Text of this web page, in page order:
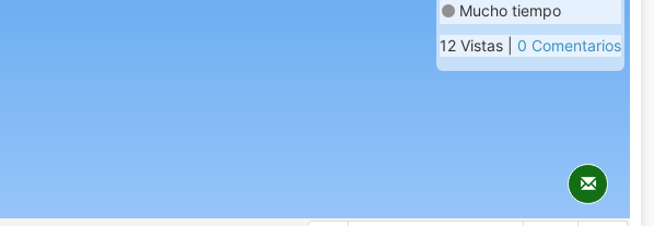
Mucho tiempo
12 Vistas | 0 Comentarios